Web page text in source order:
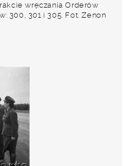
wręczania Orderów
300, 301 i 305. Fot. Zenon